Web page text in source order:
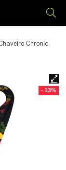
Chronic
- 13%